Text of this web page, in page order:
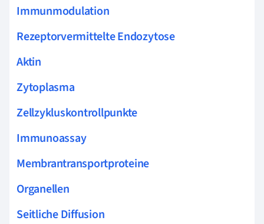
Immunmodulation
Rezeptorvermittelte Endozytose
Aktin
Zytoplasma
Zellzykluskontrollpunkte
Immunoassay
Membrantransportproteine
Organellen
Seitliche Diffusion